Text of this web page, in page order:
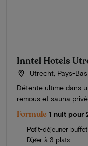
Inntel Hotels
Utrecht, Pays-Bas
Détente ultime dans
remous et sauna privé
Formule 1 nuit pour
Petit-déjeuner buffet
Dîner à 3 plats